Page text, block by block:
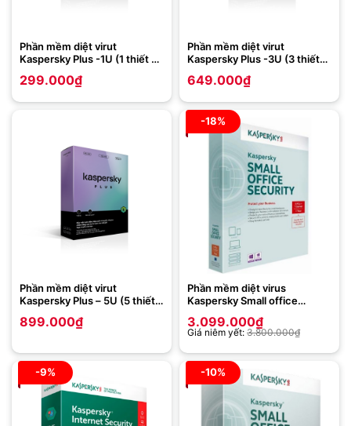
Phần mềm diệt virut
Kaspersky Plus -1U (1 thiết bị/
299.000₫
Phần mềm diệt virut
Kaspersky Plus -3U (3 thiết
649.000₫
Phần mềm diệt virut
Kaspersky Plus – 5U (5 thiết
899.000₫
-18%
Phần mềm diệt virus
Kaspersky Small office
PC)
3.099.000₫
Giá niêm yết: 3.800.000₫
-9% -10%